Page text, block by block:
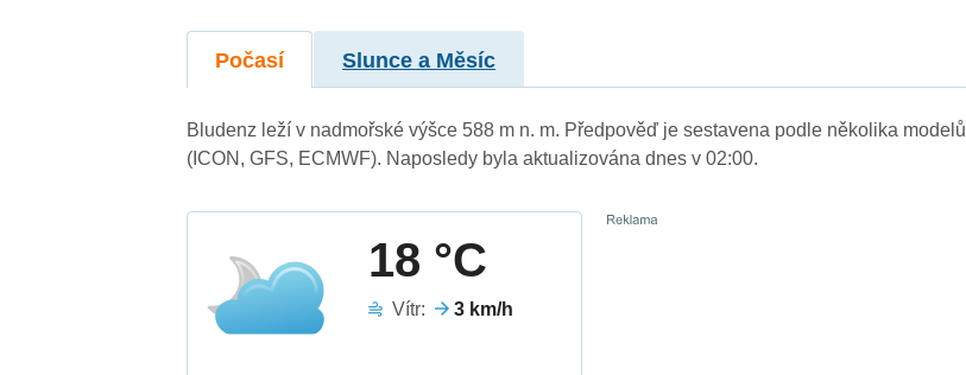
Počasí Slunce a Měsíc
Bludenz leží v nadmořské výšce 588 m n. m. Předpověď je sestavena podle několika modelů
(ICON, GFS, ECMWF). Naposledy byla aktualizována dnes v 02:00.
18 °C
Vítr: 3 km/h